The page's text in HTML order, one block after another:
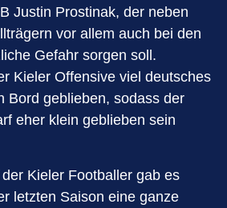
Justin Prostinak, der neben
vor allem auch bei den
Gefahr sorgen soll.
Kieler Offensive viel deutsches
Bord geblieben, sodass der
eher klein geblieben sein
Kieler Footballer gab es
letzten Saison eine ganze